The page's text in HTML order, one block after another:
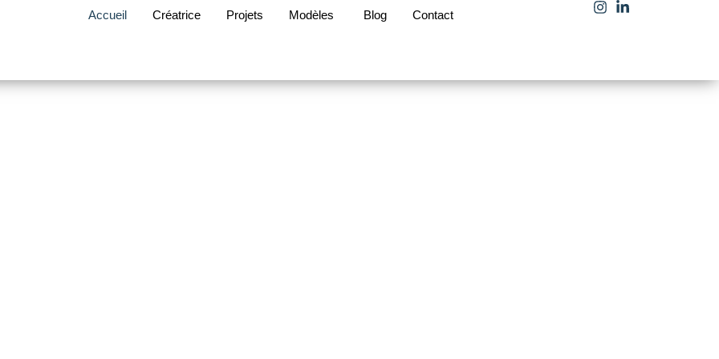
Accueil Créatrice Projets Modèles Blog Contact